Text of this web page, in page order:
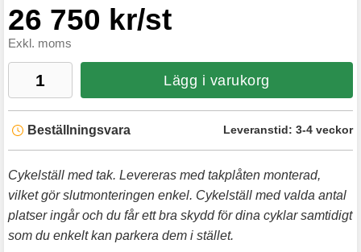
26 750 kr/st
Exkl. moms
Lägg i varukorg
Beställningsvara Leveranstid: 3-4 veckor
Cykelställ med tak. Levereras med takplåten monterad,
vilket gör slutmonteringen enkel. Cykelställ med valda antal
platser ingår och du får ett bra skydd för dina cyklar samtidigt
som du enkelt kan parkera dem i stället.